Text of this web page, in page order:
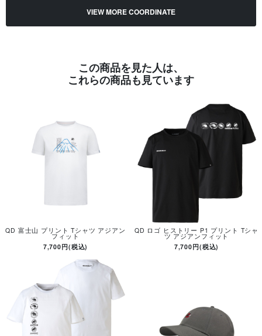
VIEW MORE COORDINATE
この商品を見た人は、
これらの商品も見ています
QD 富士山 プリント Tシャツ アジアン
フィット
7,700円(税込)
QD ロゴ ヒストリー P1 プリント Tシャ
ツ アジアンフィット
7,700円(税込)